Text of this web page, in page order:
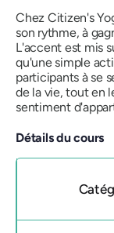
Chez Citizen's
son rythme, à
L'accent est mis
qu'une simple
participants à se
de la vie, tout en
sentiment
Détails du cours